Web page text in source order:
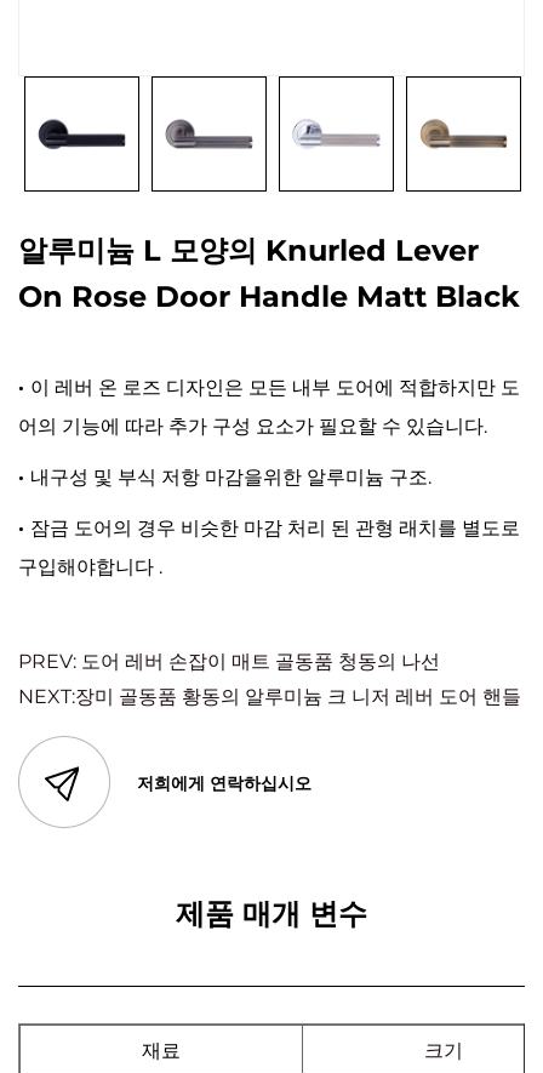
알루미늄 L 모양의 Knurled Lever
On Rose Door Handle Matt Black
· 이 레버 온 로즈 디자인은 모든 내부 도어에 적합하지만 도
어의 기능에 따라 추가 구성 요소가 필요할 수 있습니다.
· 내구성 및 부식 저항 마감을위한 알루미늄 구조.
· 잠금 도어의 경우 비슷한 마감 처리 된 관형 래치를 별도로
구입해야합니다 .
PREV: 도어 레버 손잡이 매트 골동품 청동의 나선
NEXT:장미 골동품 황동의 알루미늄 크 니저 레버 도어 핸들
저희에게 연락하십시오
제품 매개 변수
재료 크기